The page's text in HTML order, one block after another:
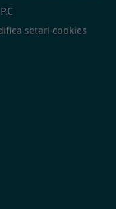
setari cookies